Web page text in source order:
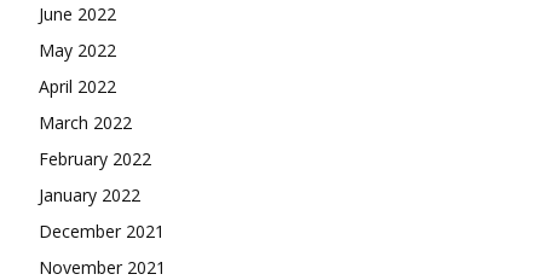
June 2022
May 2022
April 2022
March 2022
February 2022
January 2022
December 2021
November 2021